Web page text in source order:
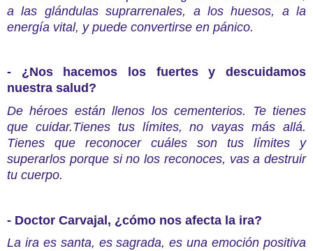
a las glándulas suprarrenales, a los huesos, a la
energía vital, y puede convertirse en pánico.
- ¿Nos hacemos los fuertes y descuidamos
nuestra salud?
De héroes están llenos los cementerios. Te tienes
que cuidar.Tienes tus límites, no vayas más allá.
Tienes que reconocer cuáles son tus límites y
superarlos porque si no los reconoces, vas a destruir
tu cuerpo.
- Doctor Carvajal, ¿cómo nos afecta la ira?
La ira es santa, es sagrada, es una emoción positiva